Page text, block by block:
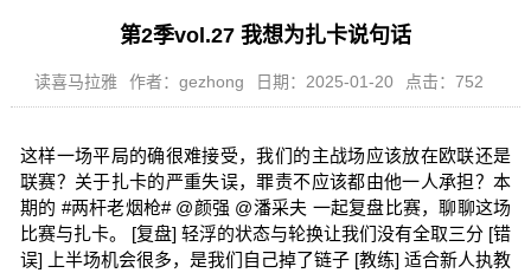
第2季vol.27 我想为扎卡说句话
读喜马拉雅 作者：gezhong 日期：2025-01-20 点击：752
这样一场平局的确很难接受，我们的主战场应该放在欧联还是
联赛？关于扎卡的严重失误，罪责不应该都由他一人承担？本
期的 #两杆老烟枪# @颜强 @潘采夫 一起复盘比赛，聊聊这场
比赛与扎卡。 [复盘] 轻浮的状态与轮换让我们没有全取三分 [错
误] 上半场机会很多，是我们自己掉了链子 [教练] 适合新人执教